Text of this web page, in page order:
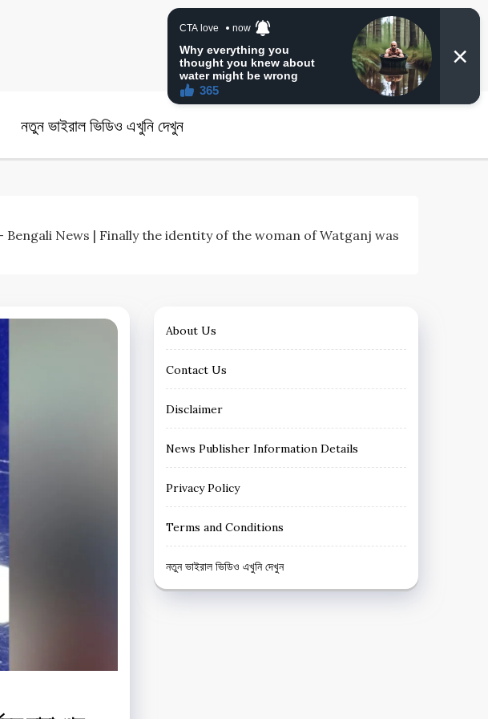
Bangla News
নতুন ভাইরাল ভিডিও এখুনি দেখুন
পরিচয় – Bengali News | Finally the identity of the woman of Watganj was
About Us
Contact Us
Disclaimer
News Publisher Information Details
Privacy Policy
Terms and Conditions
নতুন ভাইরাল ভিডিও এখুনি দেখুন